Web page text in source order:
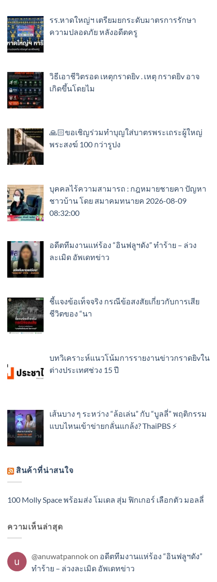
รร.หาดใหญ่ฯ เตรียมยกระดับมาตรการรักษา
ความปลอดภัย หลังอดีตครู
วิธีเอาชีวิตรอด เหตุกราดยิv . เหตุ กราดยิv อาจ
เกิดขึ้นโดยไม
🙏🏻ขอเชิญร่วมทำบุญใส่บาตรพระเถระผู้ใหญ่
พระสงฆ์ 100 กว่ารูปง
บุคคลไร้ความสามารถ : กฎหมายชายคา ปัญหา
ชาวบ้าน โดย สมาคมทนายค 2026-08-09
08:32:00
อดีตทีมงานแห่ร้อง “อินฟลูฯดัง” ทำร้าย – ล่วง
ละเมิด อัพเดทข่าว
ชี้แจงข้อเท็จจริง กรณีข้อสงสัยเกี่ยวกับการเสีย
ชีวิตของ “นา
บทวิเคราะห์แนวโน้มการรายงานข่าวกราดยิvใน
ต่างประเทศช่วง 15 ปี
เส้นบาง ๆ ระหว่าง “ล้อเล่น” กับ “บูลลี่” พฤติกรรม
แบบไหนเข้าข่ายกลั่นแกล้ง? ThaiPBS ⚡
สินค้าที่น่าสนใจ
100 Molly Space พร้อมส่ง โมเดล สุ่ม ฟิกเกอร์ เลือกตัว มอลลี่
ความเห็นล่าสุด
@anuwatpannokon อดีตทีมงานแห่ร้อง “อินฟลูฯดัง”
ทำร้าย – ล่วงละเมิด อัพเดทข่าว